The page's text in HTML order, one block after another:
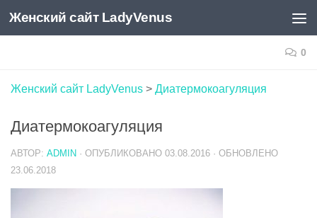
Skip to content
Женский сайт LadyVenus
0
Женский сайт LadyVenus > Диатермокоагуляция
Диатермокоагуляция
АВТОР: ADMIN · ОПУБЛИКОВАНО 03.08.2016 · ОБНОВЛЕНО
23.06.2018